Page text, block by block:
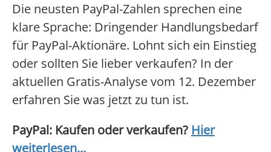
Die neusten PayPal-Zahlen sprechen eine
klare Sprache: Dringender Handlungsbedarf
für PayPal-Aktionäre. Lohnt sich ein Einstieg
oder sollten Sie lieber verkaufen? In der
aktuellen Gratis-Analyse vom 12. Dezember
erfahren Sie was jetzt zu tun ist.
PayPal: Kaufen oder verkaufen? Hier
weiterlesen...